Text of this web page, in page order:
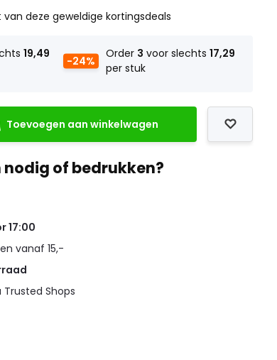
van deze geweldige kortingsdeals
19,49
-24%
Order 3 voor slechts 17,29
per stuk
Toevoegen aan winkelwagen
of bedrukken?
17:00
vanaf 15,-
Trusted Shops